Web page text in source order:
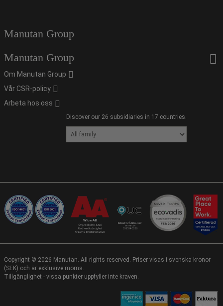
Manutan Group
Manutan Group
Om Manutan Group
Vår CSR-policy
Arbeta hos oss
Discover our 26 subsidiaries in 17 countries.
Copyright © 2026 Manutan. All rights reserved. Priser visas i svenska kronor
(SEK) och är exklusive moms.
Tillgänglighet - vissa punkter uppfyller inte kraven.